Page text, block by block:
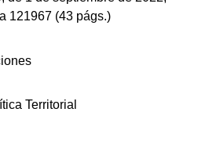
121967 (43 págs.)
Territorial